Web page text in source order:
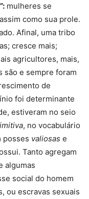
mulheres se
como sua prole.
Afinal, uma tribo
cresce mais;
agricultores, mais,
são e sempre foram
de
foi determinante
estiveram no seio
, no vocabulário
posses valiosas e
Tanto agregam
algumas
social do homem
ou escravas sexuais